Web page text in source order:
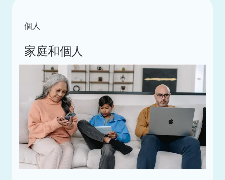
個人
家庭和個人